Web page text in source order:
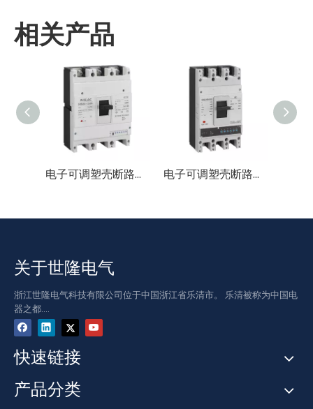
相关产品
电子可调塑壳断路器 800A 1250A 3P(3P+N) 0.4-1.0In 电子可调塑壳断路器 400A 630A 3P(3P+N) 0.4-1.0In
关于世隆电气
浙江世隆电气科技有限公司位于中国浙江省乐清市。 乐清被称为中国电
器之都....
快速链接
产品分类